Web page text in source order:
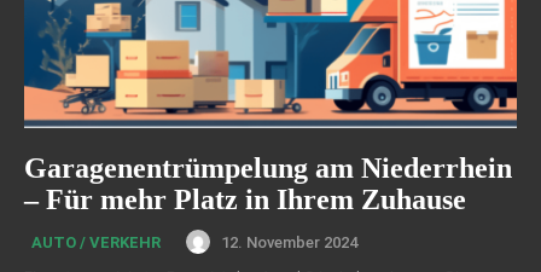
Garagenentrümpelung am Niederrhein
– Für mehr Platz in Ihrem Zuhause
AUTO / VERKEHR
12. November 2024